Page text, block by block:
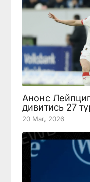
Анонс
дивитись 27
20 Mar, 2026